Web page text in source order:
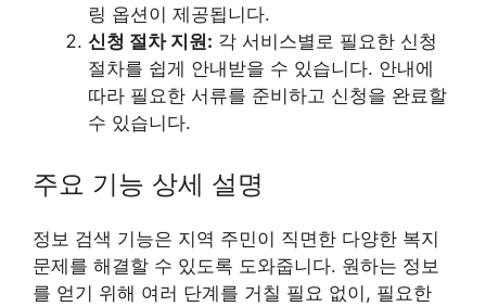
링 옵션이 제공됩니다.
신청 절차 지원: 각 서비스별로 필요한 신청
절차를 쉽게 안내받을 수 있습니다. 안내에
따라 필요한 서류를 준비하고 신청을 완료할
수 있습니다.
주요 기능 상세 설명
정보 검색 기능은 지역 주민이 직면한 다양한 복지
문제를 해결할 수 있도록 도와줍니다. 원하는 정보
를 얻기 위해 여러 단계를 거칠 필요 없이, 필요한